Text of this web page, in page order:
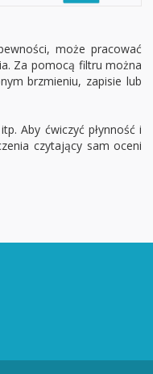
może pracować
Za pomocą filtru można
brzmieniu, zapisie lub
Aby ćwiczyć płynność i
czytający sam oceni